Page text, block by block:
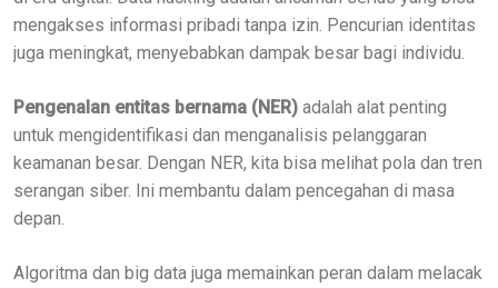
mengakses informasi pribadi tanpa izin. Pencurian identitas
juga meningkat, menyebabkan dampak besar bagi individu.
Pengenalan entitas bernama (NER) adalah alat penting
untuk mengidentifikasi dan menganalisis pelanggaran
keamanan besar. Dengan NER, kita bisa melihat pola dan tren
serangan siber. Ini membantu dalam pencegahan di masa
depan.
Algoritma dan big data juga memainkan peran dalam melacak